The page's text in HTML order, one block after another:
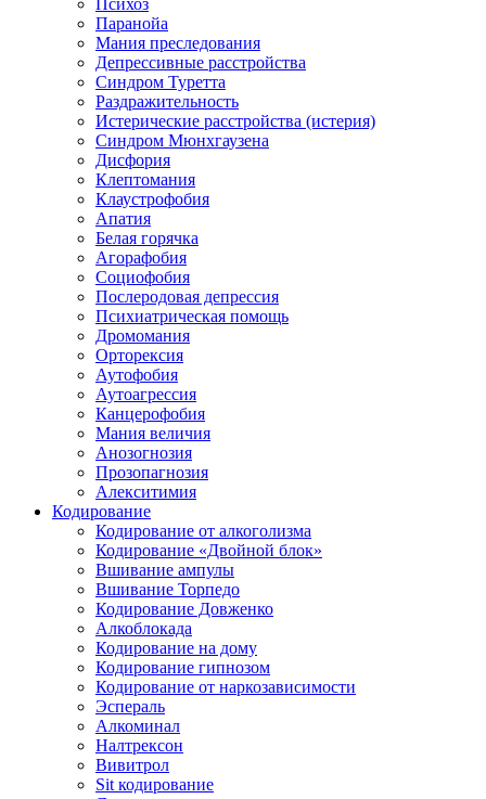
Психоз
Паранойа
Мания преследования
Депрессивные расстройства
Синдром Туретта
Раздражительность
Истерические расстройства (истерия)
Синдром Мюнхгаузена
Дисфория
Клептомания
Клаустрофобия
Апатия
Белая горячка
Агорафобия
Социофобия
Послеродовая депрессия
Психиатрическая помощь
Дромомания
Орторексия
Аутофобия
Аутоагрессия
Канцерофобия
Мания величия
Анозогнозия
Прозопагнозия
Алекситимия
Кодирование
Кодирование от алкоголизма
Кодирование «Двойной блок»
Вшивание ампулы
Вшивание Торпедо
Кодирование Довженко
Алкоблокада
Кодирование на дому
Кодирование гипнозом
Кодирование от наркозависимости
Эспераль
Алкоминал
Налтрексон
Вивитрол
Sit кодирование